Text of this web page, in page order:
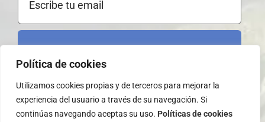
Política de cookies
Utilizamos cookies propias y de terceros para mejorar la
experiencia del usuario a través de su navegación. Si
continúas navegando aceptas su uso. Políticas de cookies